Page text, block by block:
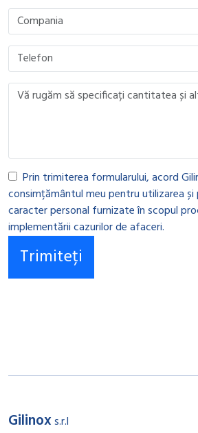
Prin trimiterea formularului, acord
consimțământul meu pentru utilizarea
caracter personal furnizate în scopul
implementării cazurilor de afaceri.
Gilinoxs.r.l